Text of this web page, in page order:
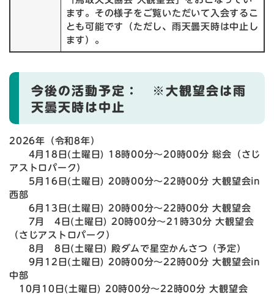
ます。その様子をご覧いただいて入会するこ
とも可能です（ただし、雨天曇天時は中止し
ます）。
今後の活動予定：
※大観望会は雨
天曇天時は中止
2026年（令和8年）
4月18日(土曜日) 18時00分～20時00分 総会（さじ
アストロパーク）
5月16日(土曜日) 20時00分～22時00分 大観望会in
西部
6月13日(土曜日) 20時00分～22時00分 大観望会
7月 4日(土曜日) 20時00分～21時30分 大観望会
（さじアストロパーク）
8月 8日(土曜日) 殿ダムで星空かんさつ（予定）
9月12日(土曜日) 20時00分～22時00分 大観望会in
中部
10月10日(土曜日) 20時00分～22時00分 大観望会